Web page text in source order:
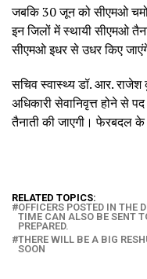
जबकि 30 जून को सीएमओ
इन जिलों में स्थायी सीएमओ
सीएमओ इधर से उधर किए
सचिव स्वास्थ्य डॉ. आर.
अधिकारी सेवानिवृत्त होने से
तैनाती की जाएगी। फेरबदल के
RELATED TOPICS:
OFFICERS POSTED IN THE
TIME CAN ALSO BE SENT
PREPARED.
THERE WILL BE A BIG
SOON